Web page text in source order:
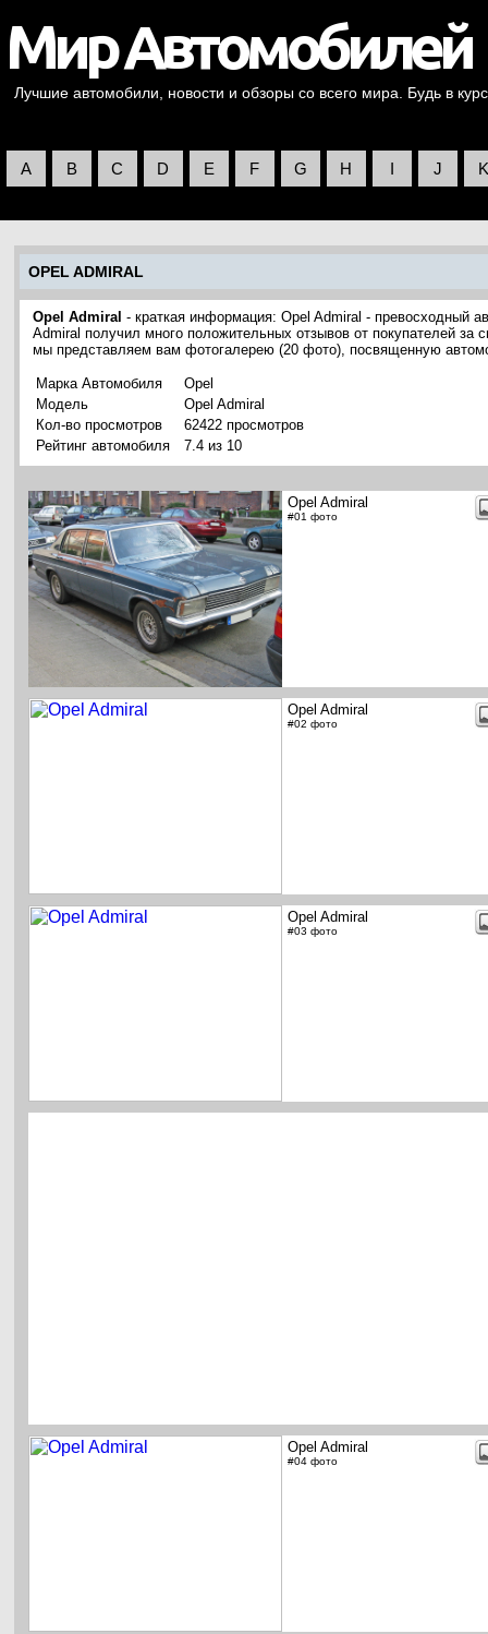
Лучшие автомобили, новости и обзоры со всего мира. Будь в
A B C D E F G H I J K
OPEL ADMIRAL
Opel Admiral - краткая информация: Opel Admiral - превосходный
Admiral получил много положительных отзывов от покупателей за
мы представляем вам фотогалерею (20 фото), посвященную
Марка Автомобиля
Opel
Модель
Opel Admiral
Кол-во просмотров
62422 просмотров
Рейтинг автомобиля
7.4 из 10
Opel Admiral
#01 фото
Opel Admiral
#02 фото
Opel Admiral
#03 фото
Opel Admiral
#04 фото